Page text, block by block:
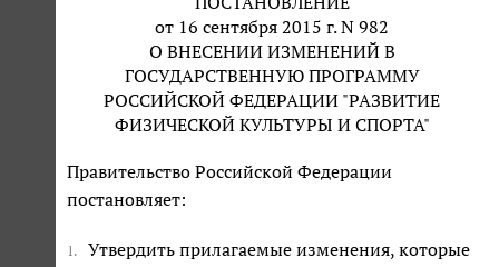
от 16 сентября 2015 г. N 982
О ВНЕСЕНИИ ИЗМЕНЕНИЙ В
ГОСУДАРСТВЕННУЮ ПРОГРАММУ
РОССИЙСКОЙ ФЕДЕРАЦИИ "РАЗВИТИЕ
ФИЗИЧЕСКОЙ КУЛЬТУРЫ И СПОРТА"
Правительство Российской Федерации
постановляет:
1.
Утвердить прилагаемые изменения, которые